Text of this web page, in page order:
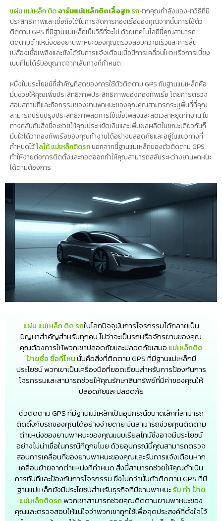
แผ่น แม่เหล็ก ติดอาร์มแม่เหล็กติดเสื้อสูทรถหากคุณกำลังมองหาวิธีที่มี
ประสิทธิภาพและเชื่อถือได้ในการจัดการกองเรือของคุณจากนั้นการใช้ตัว
ติดตาม GPS ที่มีฐานแม่เหล็กเป็นวิธีที่จะไป ด้วยเทคโนโลยีนี้คุณสามารถ
ติดตามตำแหน่งของยานพาหนะของคุณตรวจสอบความเร็วและการสิ้น
เปลืองเชื้อเพลิงและยังได้รับการแจ้งเตือนเมื่อมีการเคลื่อนไหวหรือการเบี่ยง
เบนที่ไม่ได้รับอนุญาตจากเส้นทางที่กำหนด
หนึ่งในประโยชน์ที่สำคัญที่สุดของการใช้ตัวติดตาม GPS กับฐานแม่เหล็กคือ
มันช่วยให้คุณเพิ่มประสิทธิภาพประสิทธิภาพของกองทัพเรือ โดยการตรวจ
สอบสถานที่และกิจกรรมของยานพาหนะของคุณคุณสามารถระบุพื้นที่ที่คุณ
สามารถปรับปรุงประสิทธิภาพลดการใช้เชื้อเพลิงและลดเวลาหยุดทำงาน ใน
ทางกลับกันสิ่งนี้จะช่วยให้คุณประหยัดเงินและเพิ่มผลผลิตในขณะเดียวกันก็
มั่นใจได้ว่ากองทัพเรือของคุณทำงานได้อย่างปลอดภัยและอยู่ในแนวทางที่
กำหนดไว้โลโก้ แม่เหล็กติดรถนอกจากนี้ฐานแม่เหล็กของตัวติดตาม GPS
ทำให้ง่ายต่อการติดตั้งและถอดออกทำให้คุณสามารถสลับระหว่างยานพาหนะ
ได้ตามต้องการ
แผ่น แม่เหล็ก ติด รถในโลกปัจจุบันการโจรกรรมได้กลายเป็น
ปัญหาสำคัญสำหรับทุกคน ไม่ว่าจะเป็นรถหรือจักรยานของคุณ
คุณต้องการให้พวกเขาปลอดภัยและปลอดภัยเสมอ แม่เหล็กติด
ป้ายชื่อ ซื้อที่ไหนนั่นคือสิ่งที่ติดตาม GPS ที่มีฐานแม่เหล็กมี
ประโยชน์ พวกเขาเป็นเครื่องมือที่ยอดเยี่ยมสำหรับการป้องกันการ
โจรกรรมและสามารถช่วยให้คุณรักษาสินทรัพย์ที่มีค่าของคุณให้
ปลอดภัยและปลอดภัย
ตัวติดตาม GPS ที่มีฐานแม่เหล็กเป็นอุปกรณ์ขนาดเล็กที่สามารถ
ติดตั้งกับรถของคุณได้อย่างง่ายดาย มันสามารถช่วยคุณติดตาม
ตำแหน่งของยานพาหนะของคุณแบบเรียลไทม์ซึ่งอาจมีประโยชน์
อย่างไม่น่าเชื่อในกรณีที่ถูกขโมย ด้วยอุปกรณ์นี้คุณสามารถตรวจ
สอบการเคลื่อนที่ของยานพาหนะของคุณและรับการแจ้งเตือนหาก
เคลื่อนย้ายจากตำแหน่งที่กำหนด สิ่งนี้สามารถช่วยให้คุณดำเนิน
การทันทีและป้องกันการโจรกรรม ยิ่งไปกว่านั้นตัวติดตาม GPS ที่มี
ฐานแม่เหล็กยังมีประโยชน์สำหรับธุรกิจที่มียานพาหนะรับ ทำ ป้าย
แม่เหล็กติดรถพวกเขาสามารถช่วยคุณติดตามยานพาหนะของ
คุณและตรวจสอบให้แน่ใจว่าพวกเขาถูกใช้เพื่อจุดประสงค์ที่ตั้งใจไว้